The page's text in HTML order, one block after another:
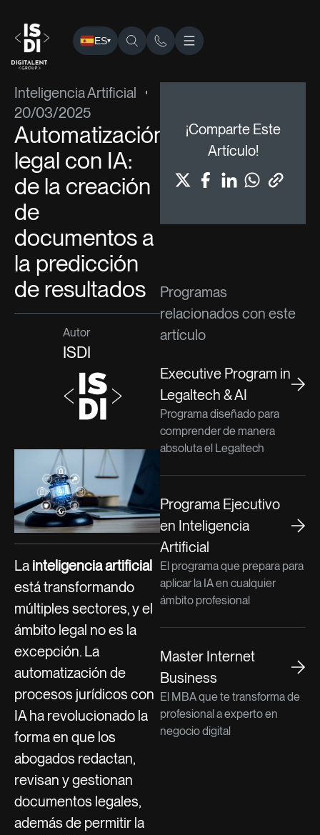
ES▾
ISDI› ›Inteligencia Artificial › Automatización legal
Inteligencia Artificial
20/03/2025
Automatización
legal con IA:
de la creación
de
documentos a
la predicción
de resultados
Autor
ISDI
La inteligencia artificial
está transformando
múltiples sectores, y el
ámbito legal no es la
excepción. La
automatización de
procesos jurídicos con
IA ha revolucionado la
forma en que los
abogados redactan,
revisan y gestionan
documentos legales,
además de permitir la
¡Comparte Este
Artículo!
Programas
relacionados con este
artículo
Executive Program in
Legaltech & AI
Programa diseñado para
comprender de manera
absoluta el Legaltech
Programa Ejecutivo
en Inteligencia
Artificial
El programa que prepara para
aplicar la IA en cualquier
ámbito profesional
Master Internet
Business
El MBA que te transforma de
profesional a experto en
negocio digital